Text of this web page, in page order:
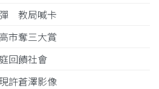
彈 教局喊卡
市奪三大賞
回饋社會
許蒼澤影像